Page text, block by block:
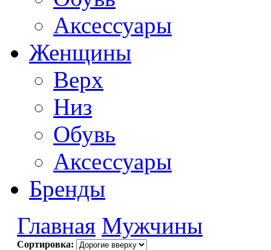
Аксессуары
Женщины
Верх
Низ
Обувь
Аксессуары
Бренды
Главная Мужчины
Сортировка: